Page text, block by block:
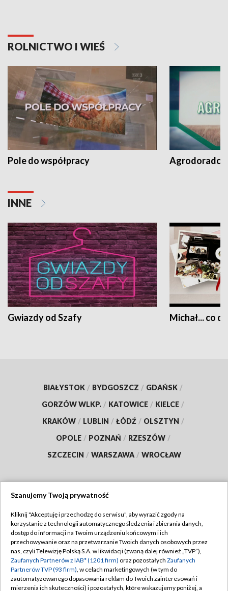
ROLNICTWO I WIEŚ
Pole do współpracy Agrodoradcy
INNE
Gwiazdy od Szafy Michał... co
BIAŁYSTOK / BYDGOSZCZ / GDAŃSK /
GORZÓW WLKP. / KATOWICE / KIELCE /
KRAKÓW / LUBLIN / ŁÓDŹ / OLSZTYN /
OPOLE / POZNAŃ / RZESZÓW /
SZCZECIN / WARSZAWA / WROCŁAW
TVP
Abonament TVP
Emisja w TVP
Centrum informacji TVP
Regulamin TVP
Polityka prywatności
Moje zgody
Szanujemy Twoją prywatność
Kliknij "Akceptuję i przechodzę do serwisu", aby wyrazić zgody na
korzystanie z technologii automatycznego śledzenia i zbierania danych,
dostęp do informacji na Twoim urządzeniu końcowym i ich
przechowywanie oraz na przetwarzanie Twoich danych osobowych przez
nas, czyli Telewizję Polską S.A. w likwidacji (zwaną dalej również „TVP”),
Zaufanych Partnerów z IAB* (1201 firm) oraz pozostałych Zaufanych
Partnerów TVP (93 firm), w celach marketingowych (w tym do
zautomatyzowanego dopasowania reklam do Twoich zainteresowań i
mierzenia ich skuteczności) i pozostałych, które wskazujemy poniżej, a